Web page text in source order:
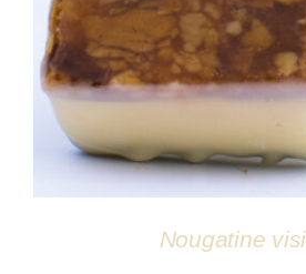
DÉTAILS
Nougatine